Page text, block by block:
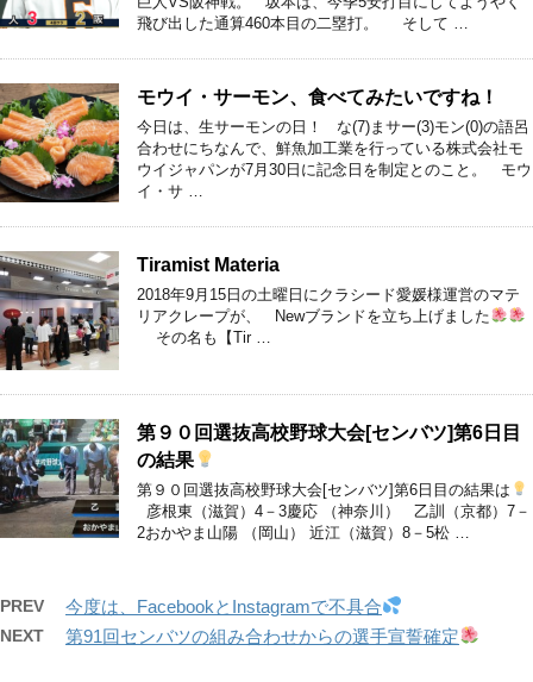
飛び出した通算460本目の二塁打。 そして …
モウイ・サーモン、食べてみたいですね！
今日は、生サーモンの日！ な(7)まサー(3)モン(0)の語呂
合わせにちなんで、鮮魚加工業を行っている株式会社モ
ウイジャパンが7月30日に記念日を制定とのこと。 モウ
イ・サ …
Tiramist Materia
2018年9月15日の土曜日にクラシード愛媛様運営のマテ
リアクレープが、 Newブランドを立ち上げました
その名も【Tir …
第９０回選抜高校野球大会[センバツ]第6日目
の結果
第９０回選抜高校野球大会[センバツ]第6日目の結果は
彦根東（滋賀）4－3慶応 （神奈川） 乙訓（京都）7－
2おかやま山陽 （岡山） 近江（滋賀）8－5松 …
PREV 今度は、FacebookとInstagramで不具合
NEXT 第91回センバツの組み合わせからの選手宣誓確定